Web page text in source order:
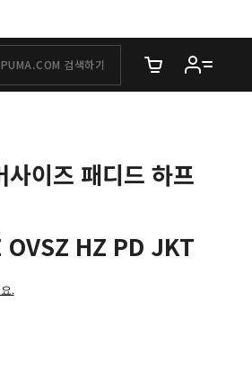
장바구니에 담은
이즈 패디드 하프
OVSZ HZ PD JKT
.